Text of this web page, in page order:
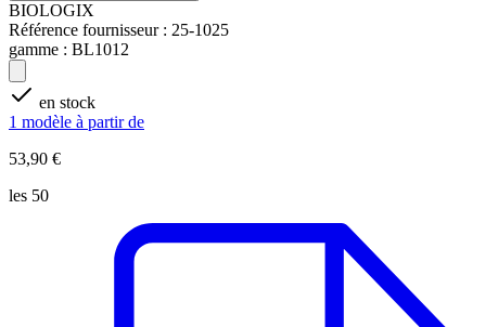
BIOLOGIX
Référence fournisseur : 25-1025
gamme : BL1012
en stock
1 modèle à partir de
53,90 €
les 50